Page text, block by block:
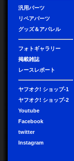
汎用パーツ
リペアパーツ
グッズ＆アパレル
フォトギャラリー
掲載雑誌
レースレポート
ヤフオク! ショップ-1
ヤフオク! ショップ-2
Youtube
Facebook
twitter
Instagram